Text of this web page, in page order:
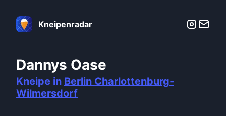
Kneipenradar
Dannys Oase
Kneipe in Berlin Charlottenburg-
Wilmersdorf